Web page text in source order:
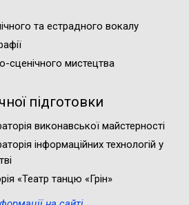
РАДИ №1 від 20 січня
РАДИ №11 від 22
РАДИ №10 від 24
року
та естрадного вокалу
сценічного мистецтва
підготовки
виконавської майстерності
інформаційних технологій у
«Театр танцю «Грін»